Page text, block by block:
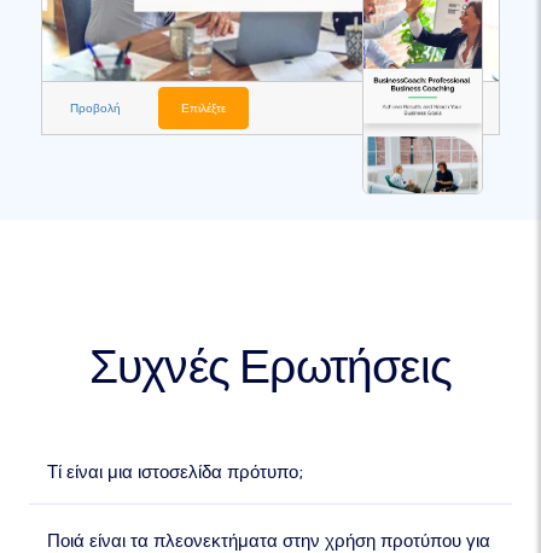
Προβολή Επιλέξτε
Συχνές Ερωτήσεις
Τί είναι μια ιστοσελίδα πρότυπο;
Ποιά είναι τα πλεονεκτήματα στην χρήση προτύπου για